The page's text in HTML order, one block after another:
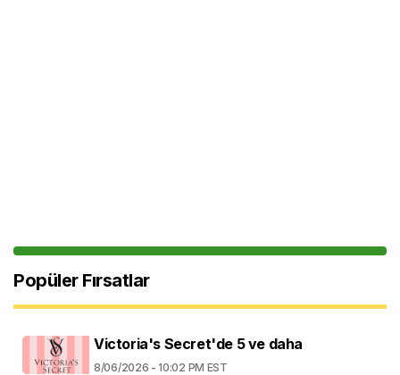
Popüler Fırsatlar
Victoria's Secret'de 5 ve daha
8/06/2026 - 10:02 PM EST